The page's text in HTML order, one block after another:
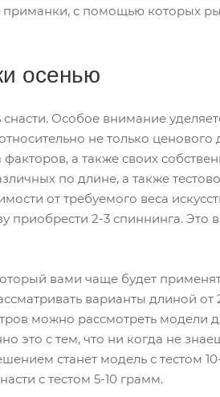
приманки, с помощью которых
осенью
Особое внимание
не только ценового
а также своих
по длине, а также
от требуемого веса
2-3 спиннинга. Это
вами чаще будет
варианты длиной
можно рассмотреть модели
это с тем, что ни когда не
станет модель с тестом
с тестом 5-10 грамм.